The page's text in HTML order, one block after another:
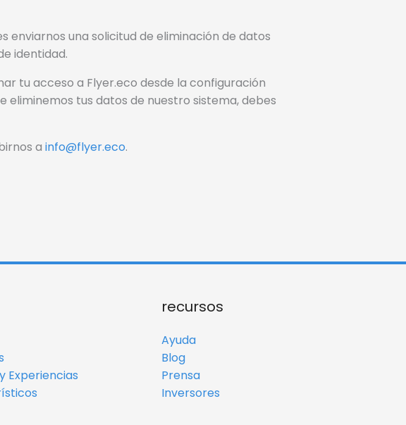
enviarnos una solicitud de eliminación de datos
identidad.
tu acceso a Flyer.eco desde la configuración
tus datos de nuestro sistema, debes
a info@flyer.eco.
Experiencias
recursos
Ayuda
Blog
Prensa
Inversores